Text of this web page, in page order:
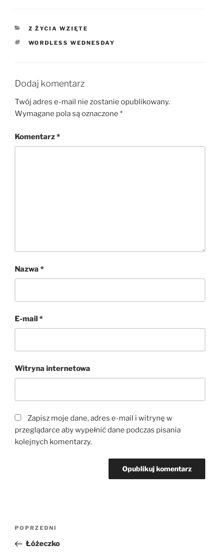
KATEGORIE
Z ŻYCIA WZIĘTE
TAGI
WORDLESS WEDNESDAY
Dodaj komentarz
Twój adres e-mail nie zostanie opublikowany.
Wymagane pola są oznaczone *
Komentarz*
Nazwa *
E-mail*
Witryna internetowa
Zapisz moje dane, adres e-mail i witrynę w
przeglądarce aby wypełnić dane podczas pisania
kolejnych komentarzy.
Nawigacja
Poprzedni
wpis
POPRZEDNI
Łóżeczko